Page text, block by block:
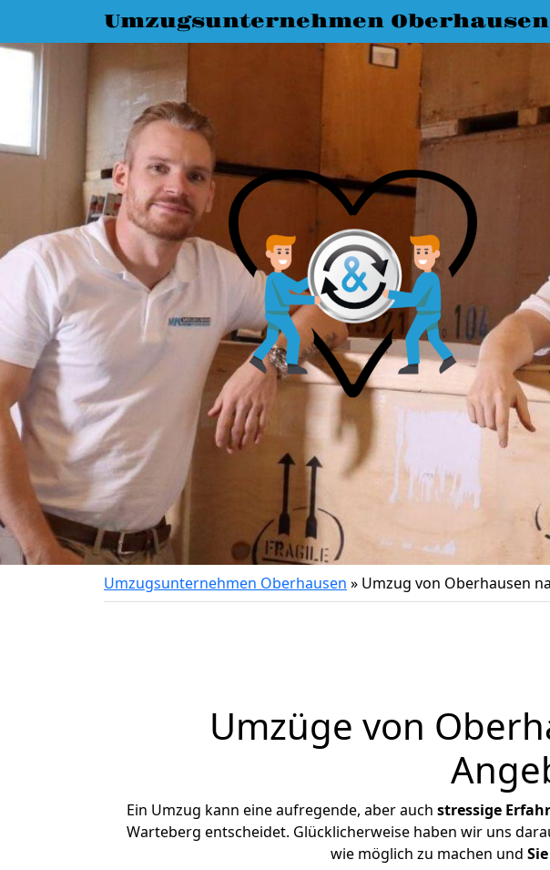
Umzugsunternehmen Oberhausen
Umzugsunternehmen Oberhausen » Umzug von Oberhausen
Umzüge von
Ein Umzug kann eine aufregende, aber auch stressige
Warteberg entscheidet. Glücklicherweise haben wir uns
wie möglich zu machen und